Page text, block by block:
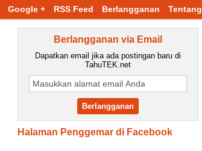
Google + RSS Feed Berlangganan Tentang
Berlangganan via Email
Dapatkan email jika ada postingan baru di
TahuTEK.net
Halaman Penggemar di Facebook